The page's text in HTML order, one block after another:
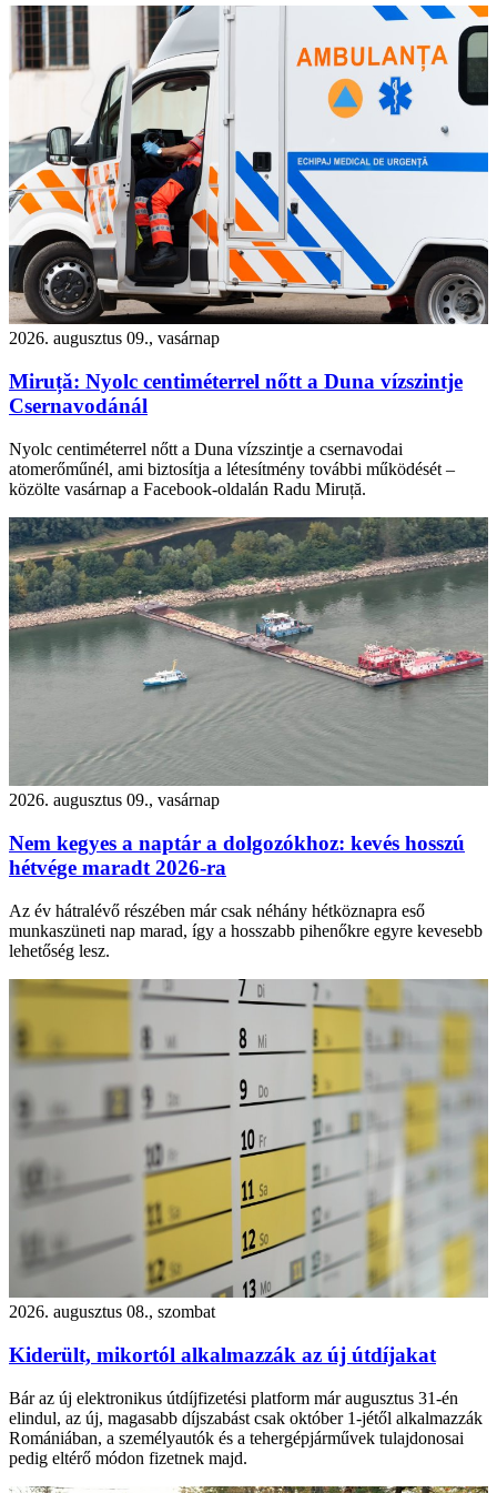
2026. augusztus 09., vasárnap
Miruță: Nyolc centiméterrel nőtt a Duna vízszintje
Csernavodánál
Nyolc centiméterrel nőtt a Duna vízszintje a csernavodai
atomerőműnél, ami biztosítja a létesítmény további működését –
közölte vasárnap a Facebook-oldalán Radu Miruță.
2026. augusztus 09., vasárnap
Nem kegyes a naptár a dolgozókhoz: kevés hosszú
hétvége maradt 2026-ra
Az év hátralévő részében már csak néhány hétköznapra eső
munkaszüneti nap marad, így a hosszabb pihenőkre egyre kevesebb
lehetőség lesz.
2026. augusztus 08., szombat
Kiderült, mikortól alkalmazzák az új útdíjakat
Bár az új elektronikus útdíjfizetési platform már augusztus 31-én
elindul, az új, magasabb díjszabást csak október 1-jétől alkalmazzák
Romániában, a személyautók és a tehergépjárművek tulajdonosai
pedig eltérő módon fizetnek majd.